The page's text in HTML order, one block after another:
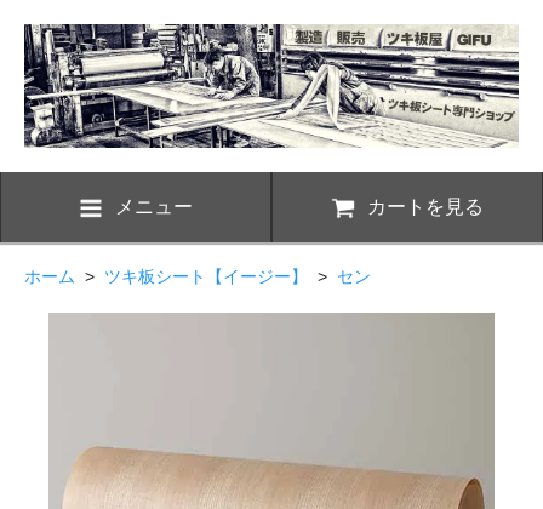
メニュー カートを見る
ホーム > ツキ板シート【イージー】 > セン